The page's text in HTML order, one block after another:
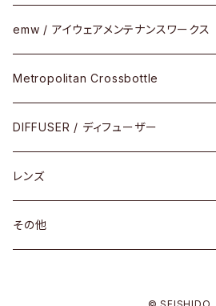
その他
メタルフレーム
コンビネーション
セル
メタル
コンビ
emw / アイウェアメンテナンスワークス
Metropolitan Crossbottle
30cm×30cm
18cm×13cm
DIFFUSER / ディフューザー
グラスコード
メガネケース
レンズ
その他